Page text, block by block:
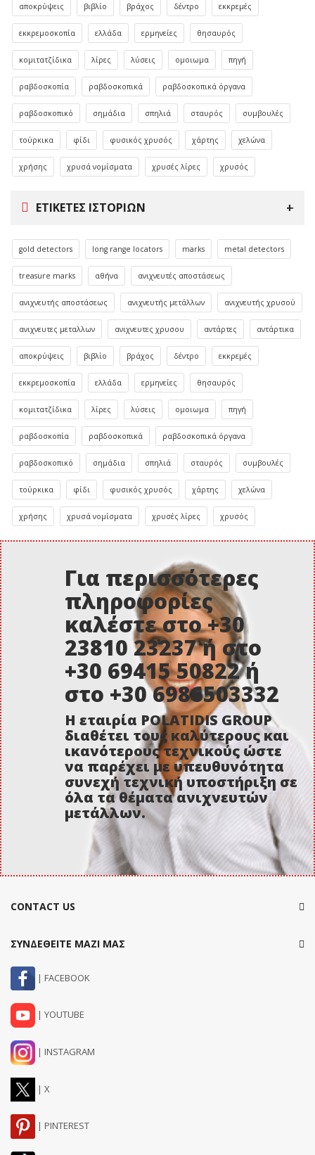
αποκρύψεις βιβλίο βράχος δέντρο εκκρεμές
εκκρεμοσκοπία ελλάδα ερμηνείες θησαυρός
κομιτατζίδικα λίρες λύσεις ομοιωμα πηγή
ραβδοσκοπία ραβδοσκοπικά ραβδοσκοπικά όργανα
ραβδοσκοπικό σημάδια σπηλιά σταυρός συμβουλές
τούρκικα φίδι φυσικός χρυσός χάρτης χελώνα
χρήσης χρυσά νομίσματα χρυσές λίρες χρυσός
ΕΤΙΚΈΤΕΣ ΙΣΤΟΡΙΏΝ
gold detectors long range locators marks metal detectors
treasure marks αθήνα ανιχνευτές αποστάσεως
ανιχνευτής αποστάσεως ανιχνευτής μετάλλων ανιχνευτής χρυσού
ανιχνευτες μεταλλων ανιχνευτες χρυσου αντάρτες αντάρτικα
αποκρύψεις βιβλίο βράχος δέντρο εκκρεμές
εκκρεμοσκοπία ελλάδα ερμηνείες θησαυρός
κομιτατζίδικα λίρες λύσεις ομοιωμα πηγή
ραβδοσκοπία ραβδοσκοπικά ραβδοσκοπικά όργανα
ραβδοσκοπικό σημάδια σπηλιά σταυρός συμβουλές
τούρκικα φίδι φυσικός χρυσός χάρτης χελώνα
χρήσης χρυσά νομίσματα χρυσές λίρες χρυσός
Για περισσότερες
πληροφορίες
καλέστε στο +30
23810 23237 ή στο
+30 69415 50822 ή
στο +30 6986503332
Η εταιρία POLATIDIS GROUP
διαθέτει τους καλύτερους και
ικανότερους τεχνικούς ώστε
να παρέχει με υπευθυνότητα
συνεχή τεχνική υποστήριξη σε
όλα τα θέματα ανιχνευτών
μετάλλων.
CONTACT US
ΣΥΝΔΕΘΕΙΤΕ ΜΑΖΙ ΜΑΣ
| FACEBOOK
| YOUTUBE
| INSTAGRAM
| X
| PINTEREST